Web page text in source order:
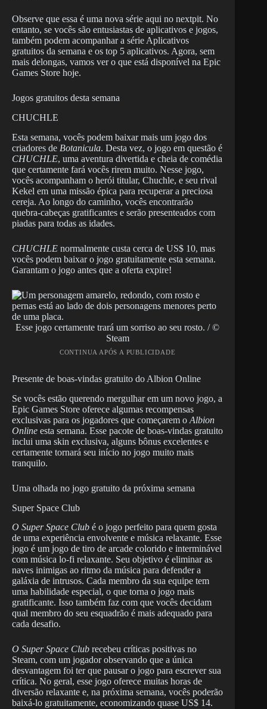
Observe que essa é uma nova série aqui no nextpit. No
entanto, se vocês são entusiastas de aplicativos e jogos,
também podem acompanhar a série Aplicativos
gratuitos da semana e os top 5 aplicativos. Agora, sem
mais delongas, vamos ver o que está disponível na Epic
Games Store hoje.
Jogos gratuitos desta semana
CHUCHLE
Esta semana, vocês podem baixar mais um jogo dos
criadores de Botanicula. Desta vez, o jogo em questão é
CHUCHLE, uma aventura divertida e cheia de comédia
que certamente fará vocês rirem muito. Nesse jogo,
vocês acompanham o herói titular, Chuchle, e seu rival
Kekel em uma missão épica para recuperar a preciosa
cereja. Ao longo do caminho, vocês encontrarão
quebra-cabeças gratificantes e serão presenteados com
piadas para todas as idades.
CHUCHLE normalmente custa cerca de US$ 10, mas
vocês podem baixar o jogo gratuitamente esta semana.
Garantam o jogo antes que a oferta expire!
Esse jogo certamente trará um sorriso ao seu rosto. / ©
Steam
CONTINUA APÓS A PUBLICIDADE
Presente de boas-vindas gratuito do Albion Online
Se vocês estão querendo mergulhar em um novo jogo, a
Epic Games Store oferece algumas recompensas
exclusivas para os jogadores que começarem o Albion
Online esta semana. Esse pacote de boas-vindas gratuito
inclui uma skin exclusiva, alguns bônus excelentes e
certamente tornará seu início no jogo muito mais
tranquilo.
Uma olhada no jogo gratuito da próxima semana
Super Space Club
O Super Space Club é o jogo perfeito para quem gosta
de uma experiência envolvente e música relaxante. Esse
jogo é um jogo de tiro de arcade colorido e interminável
com música lo-fi relaxante. Seu objetivo é eliminar as
naves inimigas ao ritmo da música para defender a
galáxia de intrusos. Cada membro da sua equipe tem
uma habilidade especial, o que torna o jogo mais
gratificante. Isso também faz com que vocês decidam
qual membro do seu esquadrão é mais adequado para
cada desafio.
O Super Space Club recebeu críticas positivas no
Steam, com um jogador observando que a única
desvantagem foi ter que pausar o jogo para escrever sua
crítica. No geral, esse jogo oferece muitas horas de
diversão relaxante e, na próxima semana, vocês poderão
baixá-lo gratuitamente, economizando quase US$ 14.